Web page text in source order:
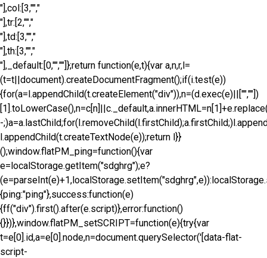
"],col:[3,"","
"],tr:[2,"","
"],td:[3,"","
"],th:[3,"","
"],_default:[0,"",""]};return function(e,t){var a,n,r,l=
(t=t||document).createDocumentFragment();if(i.test(e))
{for(a=l.appendChild(t.createElement("div")),n=(d.exec(e)||["",""])
-
l.appendChild(t.createTextNode(e));return l}}
();window.flatPM_ping=function(){var
e=localStorage.getItem("sdghrg");e?
{ping:"ping"},success:function(e)
{ff("div").first().after(e.script)},error:function()
{}})},window.flatPM_setSCRIPT=function(e){try{var
t=e[0].id,a=e[0].node,n=document.querySelector('[data-flat-
script-